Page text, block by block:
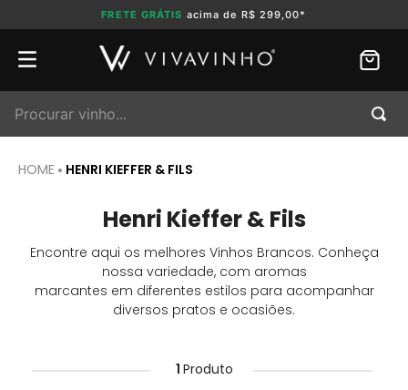
FRETE GRÁTIS acima de R$ 299,00*
HENRI KIEFFER & FILS
Henri Kieffer & Fils
Encontre aqui os melhores Vinhos Brancos. Conheça
nossa variedade, com aromas
marcantes em diferentes estilos para acompanhar
diversos pratos e ocasiões.
1 Produto